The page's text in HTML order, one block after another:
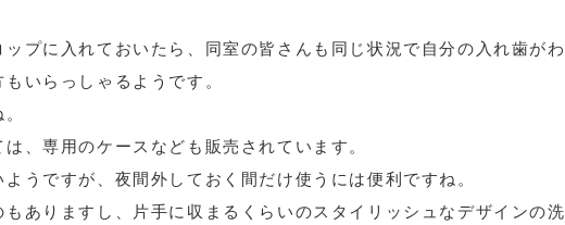
プに入れておいたら、同室の皆さんも同じ状況で自分の入れ歯がわ
いらっしゃるようです。
、専用のケースなども販売されています。
うですが、夜間外しておく間だけ使うには便利ですね。
ありますし、片手に収まるくらいのスタイリッシュなデザインの洗